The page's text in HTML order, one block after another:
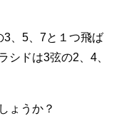
3、5、7と１つ飛ば
シドは3弦の2、4、
ょうか？